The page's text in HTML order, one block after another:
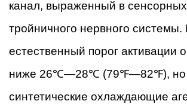
канал, выраженный в
тройничного нервного системы.
естественный порог активации
ниже 26℃—28℃ (79℉—82℉), но
синтетические охлаждающие